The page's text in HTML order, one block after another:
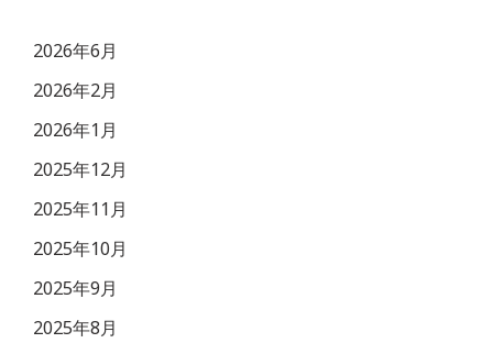
2026年6月
2026年2月
2026年1月
2025年12月
2025年11月
2025年10月
2025年9月
2025年8月